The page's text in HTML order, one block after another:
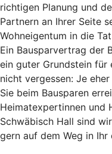
richtigen Planung und
Partnern an Ihrer Seite
Wohneigentum in die
Ein Bausparvertrag der
ein guter Grundstein für
nicht vergessen: Je
Sie beim Bausparen
Heimatexpertinnen und
Schwäbisch Hall sind
gern auf dem Weg in Ihr